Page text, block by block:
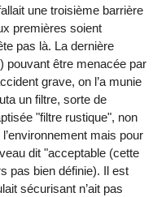
une troisième barrière
premières soient
pas là. La dernière
pouvant être menacée par
grave, on l’a munie
un filtre, sorte de
"filtre rustique", non
mais pour
dit "acceptable (cette
pas bien définie). Il est
sécurisant n’ait pas